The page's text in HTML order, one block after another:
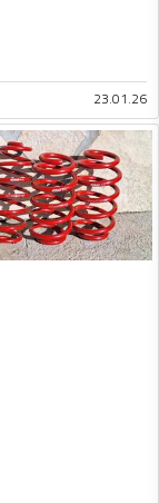
23.01.26